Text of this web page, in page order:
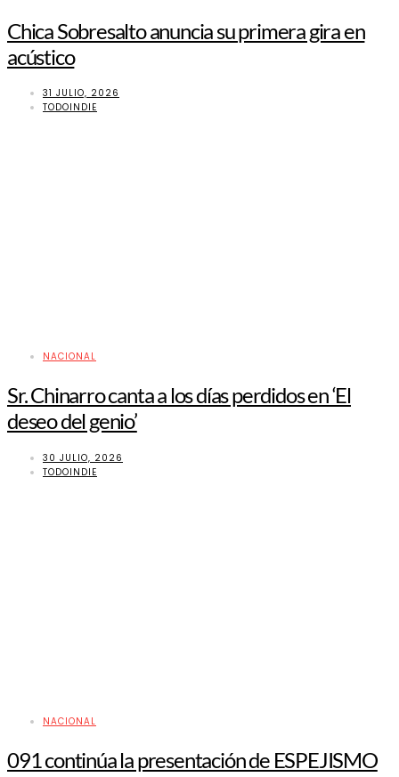
Chica Sobresalto anuncia su primera gira en
acústico
31 JULIO, 2026
TODOINDIE
NACIONAL
Sr. Chinarro canta a los días perdidos en ‘El
deseo del genio’
30 JULIO, 2026
TODOINDIE
NACIONAL
091 continúa la presentación de ESPEJISMO